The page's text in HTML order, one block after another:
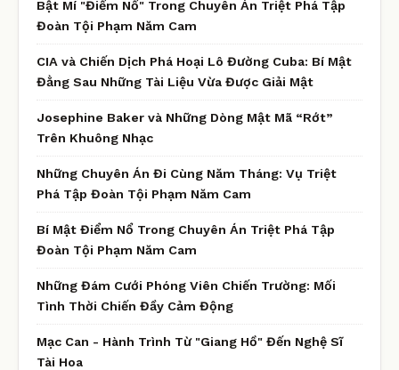
Bật Mí "Điểm Nổ" Trong Chuyên Án Triệt Phá Tập
Đoàn Tội Phạm Năm Cam
CIA và Chiến Dịch Phá Hoại Lô Đường Cuba: Bí Mật
Đằng Sau Những Tài Liệu Vừa Được Giải Mật
Josephine Baker và Những Dòng Mật Mã “Rớt”
Trên Khuông Nhạc
Những Chuyên Án Đi Cùng Năm Tháng: Vụ Triệt
Phá Tập Đoàn Tội Phạm Năm Cam
Bí Mật Điểm Nổ Trong Chuyên Án Triệt Phá Tập
Đoàn Tội Phạm Năm Cam
Những Đám Cưới Phóng Viên Chiến Trường: Mối
Tình Thời Chiến Đầy Cảm Động
Mạc Can - Hành Trình Từ "Giang Hồ" Đến Nghệ Sĩ
Tài Hoa